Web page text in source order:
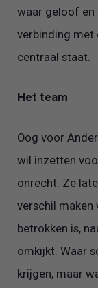
waar geloof en
verbinding met
centraal staat.
Het team
Oog voor
wil inzetten
onrecht. Ze
verschil maken
betrokken is,
omkijkt. Waar
krijgen, maar